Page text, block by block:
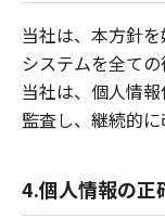
当社は、本方針
システムを全ての
当社は、個人情
監査し、継続的に
4.個人情報の正